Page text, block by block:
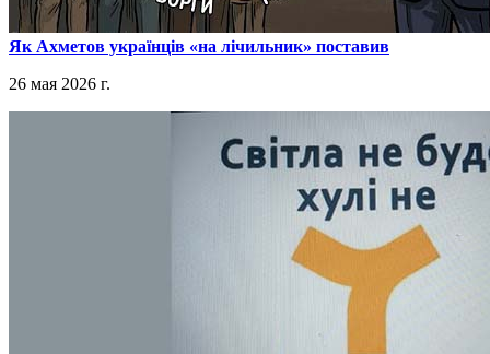
​Як Ахметов українців «на лічильник» поставив
26 мая 2026 г.